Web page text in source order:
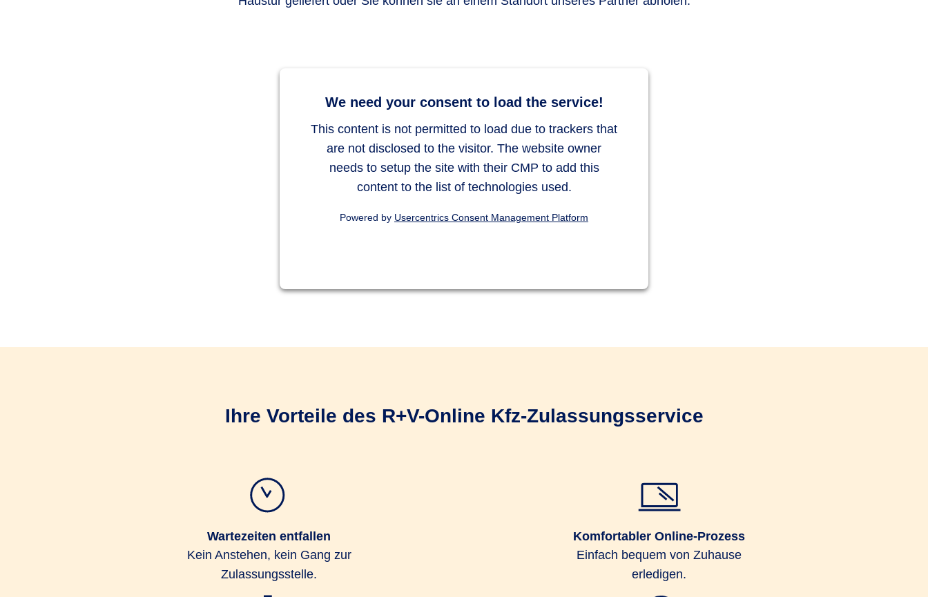
We need your consent to load the service!
This content is not permitted to load due to trackers that
are not disclosed to the visitor. The website owner
needs to setup the site with their CMP to add this
content to the list of technologies used.
Powered by Usercentrics Consent Management Platform
Ihre Vorteile des R+V-Online Kfz-Zulassungsservice
Wartezeiten entfallen
Kein Anstehen, kein Gang zur
Zulassungsstelle.
Komfortabler Online-Prozess
Einfach bequem von Zuhause
erledigen.